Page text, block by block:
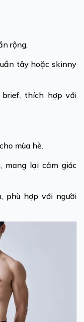
rộng.
tây hoặc skinny
brief, thích hợp với
mùa hè.
mang lại cảm giác
phù hợp với người